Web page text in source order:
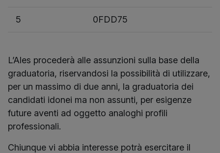
5 0FDD75
L’Ales procederà alle assunzioni sulla base della
graduatoria, riservandosi la possibilità di utilizzare,
per un massimo di due anni, la graduatoria dei
candidati idonei ma non assunti, per esigenze
future aventi ad oggetto analoghi profili
professionali.
Chiunque vi abbia interesse potrà esercitare il